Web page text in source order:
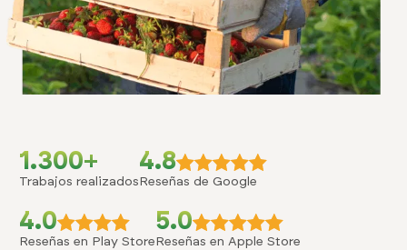
1.300+
Trabajos realizados
4.8
Reseñas de Google
4.0
Reseñas en Play Store
5.0
Reseñas en Apple Store